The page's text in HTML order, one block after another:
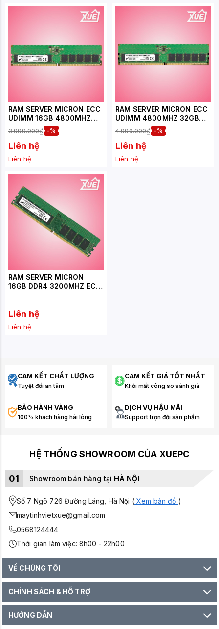
RAM SERVER MICRON ECC
UDIMM 16GB 4800MHZ
(MTC10C1084S1EC48BA1R
)
3.999.000₫ -%
Liên hệ
Liên hệ
RAM SERVER MICRON ECC
UDIMM 4800MHZ 32GB
(1X32GB) DDR5
4.999.000₫ -%
Liên hệ
Liên hệ
RAM SERVER MICRON
16GB DDR4 3200MHZ ECC
Liên hệ
Liên hệ
CAM KẾT CHẤT LƯỢNG
Tuyệt đối an tâm
CAM KẾT GIÁ TỐT NHẤT
Khỏi mất công so sánh giá
BẢO HÀNH VÀNG
100% khách hàng hài lòng
DỊCH VỤ HẬU MÃI
Support trọn đời sản phẩm
HỆ THỐNG SHOWROOM CỦA XUEPC
01 Showroom bán hàng tại HÀ NỘI
Số 7 Ngõ 726 Đường Láng, Hà Nội (Xem bản đồ )
maytinhvietxue@gmail.com
0568124444
Thời gian làm việc: 8h00 - 22h00
VỀ CHÚNG TÔI
CHÍNH SÁCH & HỖ TRỢ
HƯỚNG DẪN